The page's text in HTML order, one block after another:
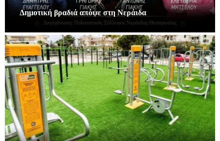
Δημοτική βραδιά απόψε στη Νεράιδα